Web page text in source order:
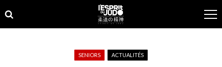
to
navigation
to
content
SENIORS ACTUALITÉS